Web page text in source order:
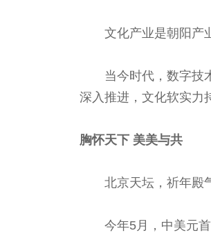
文化产业是朝阳产
当今时代，数字技
深入推进，文化软实力
胸怀天下 美美与共
北京天坛，祈年殿
今年5月，中美元